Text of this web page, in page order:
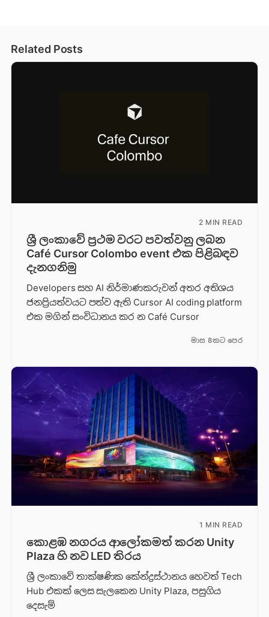
Related Posts
2 MIN READ
ශ්‍රී ලංකාවේ ප්‍රථම වරට පවත්වනු ලබන
Café Cursor Colombo event එක පිළිබඳව
දැනගනිමු
Developers සහ AI නිර්මාණකරුවන් අතර අතිශය
ජනප්‍රියත්වයට පත්ව ඇති Cursor AI coding platform
එක මගින් සංවිධානය කර න Café Cursor
මාස 8කට පෙර
1 MIN READ
කොළඹ නගරය ආලෝකමත් කරන Unity
Plaza හි නව LED තිරය
ශ්‍රී ලංකාවේ තාක්ෂණික කේන්ද්‍රස්ථානය හෙවත් Tech
Hub එකක් ලෙස සැලකෙන Unity Plaza, පසුගිය
දෙසැම්